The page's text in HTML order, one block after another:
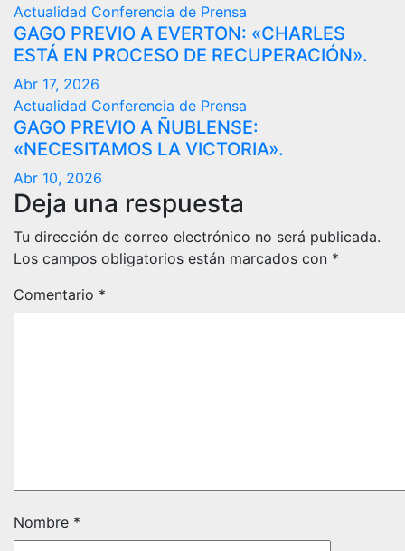
Actualidad Conferencia de Prensa
GAGO PREVIO A EVERTON: «CHARLES
ESTÁ EN PROCESO DE RECUPERACIÓN».
Abr 17, 2026
Actualidad Conferencia de Prensa
GAGO PREVIO A ÑUBLENSE:
«NECESITAMOS LA VICTORIA».
Abr 10, 2026
Deja una respuesta
Tu dirección de correo electrónico no será publicada.
Los campos obligatorios están marcados con *
Comentario *
Nombre *